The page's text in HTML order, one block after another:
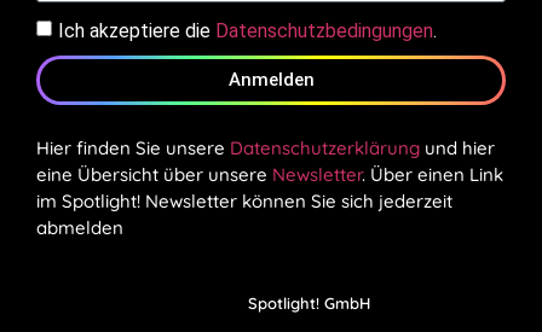
Ich akzeptiere die Datenschutzbedingungen.
Anmelden
Hier finden Sie unsere Datenschutzerklärung und hier
eine Übersicht über unsere Newsletter. Über einen Link
im Spotlight! Newsletter können Sie sich jederzeit
abmelden
Spotlight! GmbH